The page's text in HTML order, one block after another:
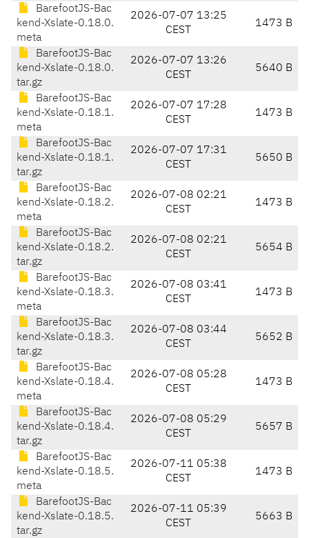
BarefootJS-Bac
kend-Xslate-0.18.0.
meta
2026-07-07 13:25
CEST
1473 B
BarefootJS-Bac
kend-Xslate-0.18.0.
tar.gz
2026-07-07 13:26
CEST
5640 B
BarefootJS-Bac
kend-Xslate-0.18.1.
meta
2026-07-07 17:28
CEST
1473 B
BarefootJS-Bac
kend-Xslate-0.18.1.
tar.gz
2026-07-07 17:31
CEST
5650 B
BarefootJS-Bac
kend-Xslate-0.18.2.
meta
2026-07-08 02:21
CEST
1473 B
BarefootJS-Bac
kend-Xslate-0.18.2.
tar.gz
2026-07-08 02:21
CEST
5654 B
BarefootJS-Bac
kend-Xslate-0.18.3.
meta
2026-07-08 03:41
CEST
1473 B
BarefootJS-Bac
kend-Xslate-0.18.3.
tar.gz
2026-07-08 03:44
CEST
5652 B
BarefootJS-Bac
kend-Xslate-0.18.4.
meta
2026-07-08 05:28
CEST
1473 B
BarefootJS-Bac
kend-Xslate-0.18.4.
tar.gz
2026-07-08 05:29
CEST
5657 B
BarefootJS-Bac
kend-Xslate-0.18.5.
meta
2026-07-11 05:38
CEST
1473 B
BarefootJS-Bac
kend-Xslate-0.18.5.
tar.gz
2026-07-11 05:39
CEST
5663 B